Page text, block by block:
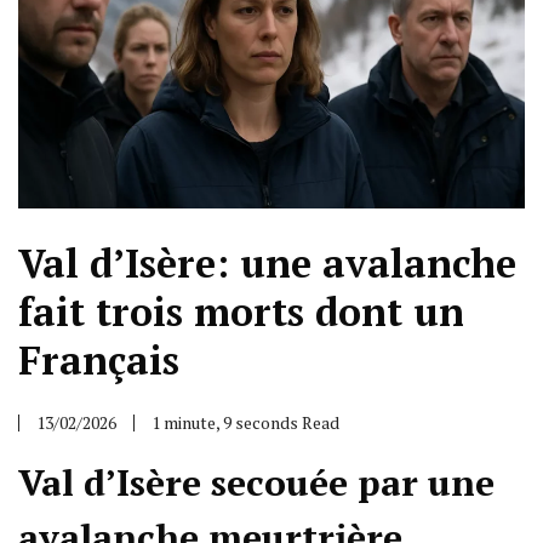
Val d’Isère: une avalanche
fait trois morts dont un
Français
13/02/2026 1 minute, 9 seconds Read
Val d’Isère secouée par une